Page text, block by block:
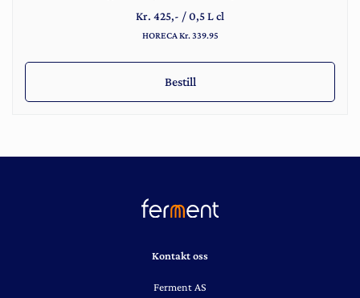
Bestill
Kr. 425,- /0,5 L cl
HORECA Kr. 339.95
Kontakt oss
Ferment AS